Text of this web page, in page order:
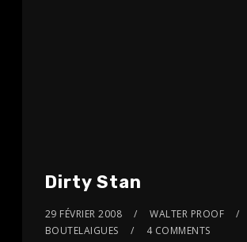
Dirty Stan
29 FÉVRIER 2008
WALTER PROOF
BOUTELAIGUES
4 COMMENTS